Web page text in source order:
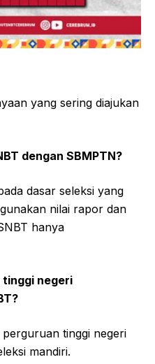
yang sering diajukan
dengan SBMPTN?
dasar seleksi yang
nilai rapor dan
hanya
tinggi negeri
tinggi negeri
mandiri.